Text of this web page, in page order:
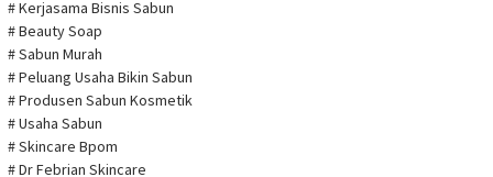
# Kerjasama Bisnis Sabun
# Beauty Soap
# Sabun Murah
# Peluang Usaha Bikin Sabun
# Produsen Sabun Kosmetik
# Usaha Sabun
# Skincare Bpom
# Dr Febrian Skincare